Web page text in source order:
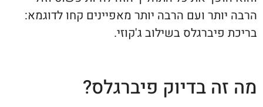
הרבה יותר ועם הרבה יותר מאפיינים קחו לדוגמא:
בריכת פיברגלס בשילוב ג'קוזי.
מה זה בדיוק פיברגלס?